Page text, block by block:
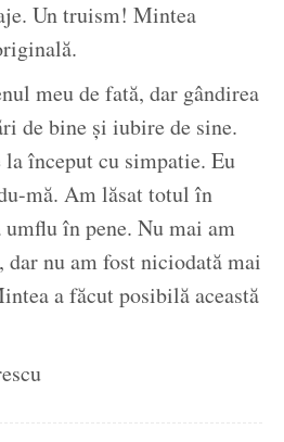
Un truism! Mintea
meu de fată, dar gândirea
de bine și iubire de sine.
început cu simpatie. Eu
mă. Am lăsat totul în
în pene. Nu mai am
dar nu am fost niciodată mai
a făcut posibilă această